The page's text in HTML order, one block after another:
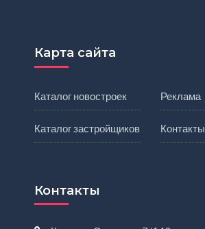
Карта сайта
Каталог новостроек
Каталог застройщиков
Реклама
Контакты
Контакты